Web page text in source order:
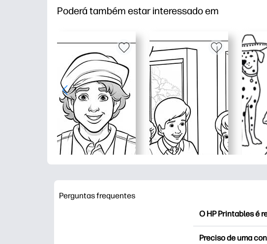
Poderá também estar interessado em
Perguntas frequentes
O HP Printables é
Preciso de uma